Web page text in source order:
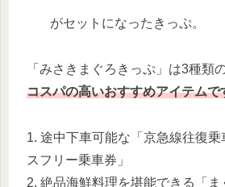
がセットになったきっぷ。
「みさきまぐろきっぷ」は3種類
コスパの高いおすすめアイテムで
1. 途中下車可能な「京急線往復
スフリー乗車券」
2. 絶品海鮮料理を堪能できる「ま